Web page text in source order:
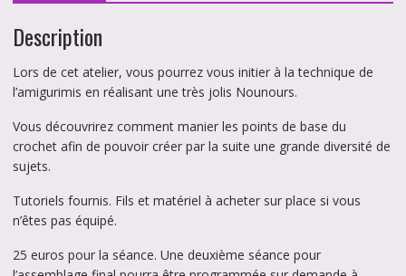
2025
Description
Lors de cet atelier, vous pourrez vous initier à la technique de
l’amigurimis en réalisant une très jolis Nounours.
Vous découvrirez comment manier les points de base du
crochet afin de pouvoir créer par la suite une grande diversité de
sujets.
Tutoriels fournis. Fils et matériel à acheter sur place si vous
n’êtes pas équipé.
25 euros pour la séance. Une deuxième séance pour